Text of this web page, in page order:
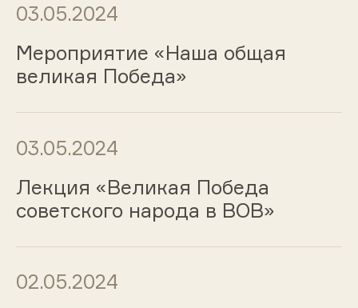
03.05.2024
Мероприятие «Наша общая
великая Победа»
03.05.2024
Лекция «Великая Победа
советского народа в ВОВ»
02.05.2024